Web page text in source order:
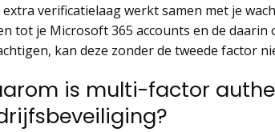
extra verificatielaag werkt samen met je
tot je Microsoft 365 accounts en de
kan deze zonder de tweede factor
is multi-factor